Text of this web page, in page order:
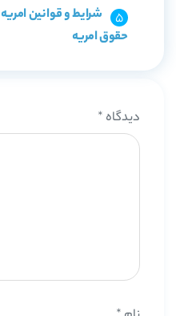
حقوق امریه
دیدگاه *